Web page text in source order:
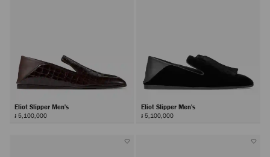
Eliot Slipper Men's
៛ 5,100,000
Eliot Slipper Men's
៛ 5,100,000